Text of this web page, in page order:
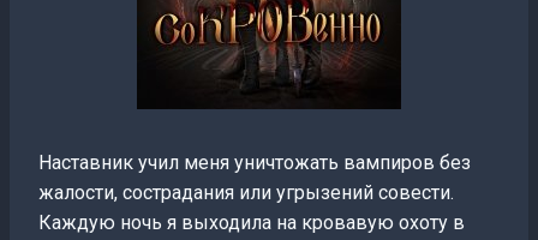
Наставник учил меня уничтожать вампиров без
жалости, сострадания или угрызений совести.
Каждую ночь я выходила на кровавую охоту в